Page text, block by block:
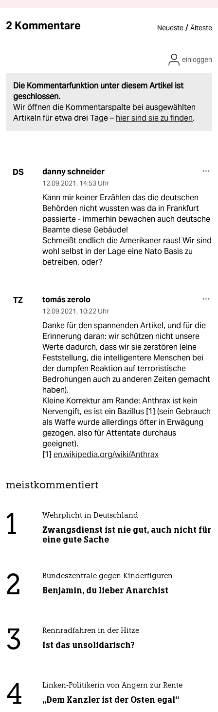
2 Kommentare Neueste / Älteste
Die Kommentarfunktion unter diesem Artikel ist
geschlossen.
Wir öffnen die Kommentarspalte bei ausgewählten
Artikeln für etwa drei Tage – hier sind sie zu finden.
einloggen
DS danny schneider
12.09.2021, 14:53 Uhr
Kann mir keiner Erzählen das die deutschen
Behörden nicht wussten was da in Frankfurt
passierte - immerhin bewachen auch deutsche
Beamte diese Gebäude!
Schmeißt endlich die Amerikaner raus! Wir sind
wohl selbst in der Lage eine Nato Basis zu
betreiben, oder?
TZ tomás zerolo
12.09.2021, 10:22 Uhr
Danke für den spannenden Artikel, und für die
Erinnerung daran: wir schützen nicht unsere
Werte dadurch, dass wir sie zerstören (eine
Feststellung, die intelligentere Menschen bei
der dumpfen Reaktion auf terroristische
Bedrohungen auch zu anderen Zeiten gemacht
haben).
Kleine Korrektur am Rande: Anthrax ist kein
Nervengift, es ist ein Bazillus [1] (sein Gebrauch
als Waffe wurde allerdings öfter in Erwägung
gezogen, also für Attentate durchaus
geeignet).
[1] en.wikipedia.org/wiki/Anthrax
meistkommentiert
1 Wehrplicht in Deutschland
Zwangsdienst ist nie gut, auch nicht für
eine gute Sache
2 Bundeszentrale gegen Kinderfiguren
Benjamin, du lieber Anarchist
3 Rennradfahren in der Hitze
Ist das unsolidarisch?
4 Linken-Politikerin von Angern zur Rente
„Dem Kanzler ist der Osten egal“